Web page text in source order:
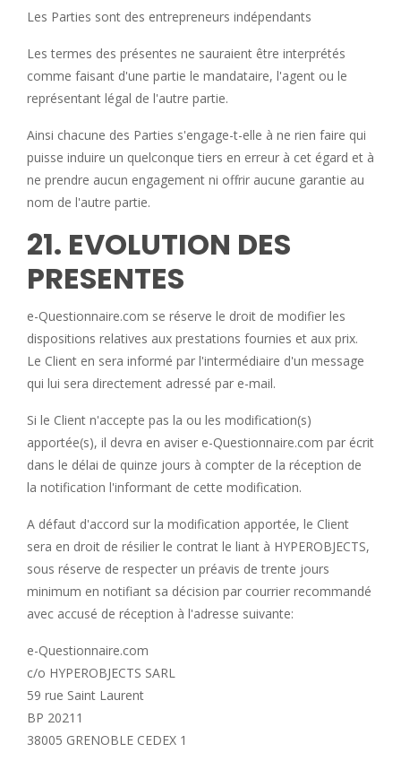
Les Parties sont des entrepreneurs indépendants
Les termes des présentes ne sauraient être interprétés
comme faisant d'une partie le mandataire, l'agent ou le
représentant légal de l'autre partie.
Ainsi chacune des Parties s'engage-t-elle à ne rien faire qui
puisse induire un quelconque tiers en erreur à cet égard et à
ne prendre aucun engagement ni offrir aucune garantie au
nom de l'autre partie.
21. EVOLUTION DES
PRESENTES
e-Questionnaire.com se réserve le droit de modifier les
dispositions relatives aux prestations fournies et aux prix.
Le Client en sera informé par l'intermédiaire d'un message
qui lui sera directement adressé par e-mail.
Si le Client n'accepte pas la ou les modification(s)
apportée(s), il devra en aviser e-Questionnaire.com par écrit
dans le délai de quinze jours à compter de la réception de
la notification l'informant de cette modification.
A défaut d'accord sur la modification apportée, le Client
sera en droit de résilier le contrat le liant à HYPEROBJECTS,
sous réserve de respecter un préavis de trente jours
minimum en notifiant sa décision par courrier recommandé
avec accusé de réception à l'adresse suivante:
e-Questionnaire.com
c/o HYPEROBJECTS SARL
59 rue Saint Laurent
BP 20211
38005 GRENOBLE CEDEX 1